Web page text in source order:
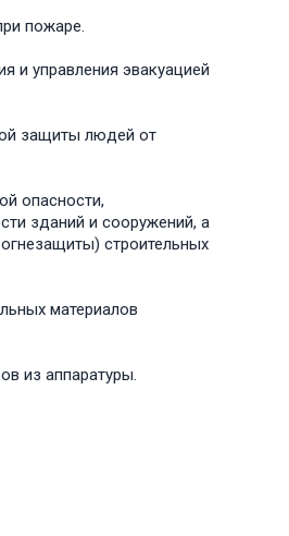
пожаре.
и управления эвакуацией
защиты людей от
опасности,
зданий и сооружений, а
строительных
материалов
из аппаратуры.